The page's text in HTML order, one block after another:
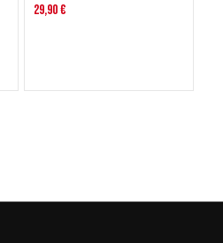
29,90 €